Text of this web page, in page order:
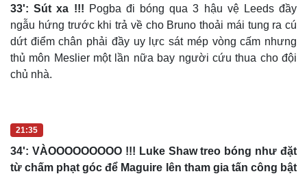
33': Sút xa !!! Pogba đi bóng qua 3 hậu vệ Leeds đầy
ngẫu hứng trước khi trả về cho Bruno thoải mái tung ra cú
dứt điểm chân phải đầy uy lực sát mép vòng cấm nhưng
thủ môn Meslier một lần nữa bay người cứu thua cho đội
chủ nhà.
21:35
34': VÀOOOOOOOOO !!! Luke Shaw treo bóng như đặt
từ chấm phạt góc để Maguire lên tham gia tấn công bật